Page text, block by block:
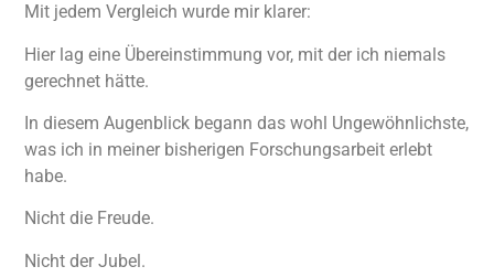
Mit jedem Vergleich wurde mir klarer:
Hier lag eine Übereinstimmung vor, mit der ich niemals
gerechnet hätte.
In diesem Augenblick begann das wohl Ungewöhnlichste,
was ich in meiner bisherigen Forschungsarbeit erlebt
habe.
Nicht die Freude.
Nicht der Jubel.